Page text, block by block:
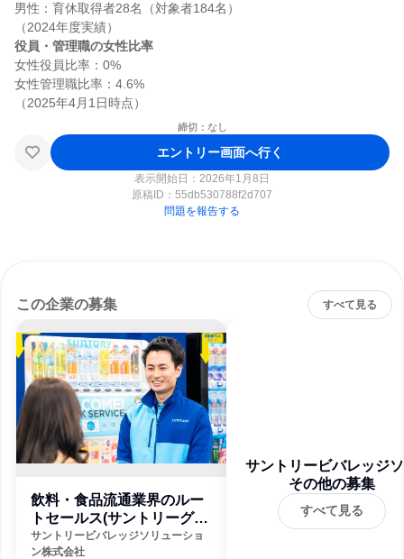
男性：育休取得者28名（対象者184名）
役員・管理職の女性比率
女性役員比率：0%
女性管理職比率：4.6%
締切：なし
エントリー画面へ行く
表示開始日：2026年1月8日
原稿ID： 55db530788f2d707
問題を報告する
この企業の募集 すべて見る
飲料・食品流通業界のルー
トセールス(サントリーグル
ープ)
サントリービバレッジソリューショ
ン株式会社
サントリービバレッジ
ューション株式会社
その他の募集
すべて見る